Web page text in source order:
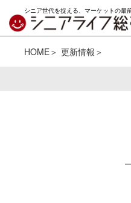
シニア世代を捉える、マーケットの最
HOME 更新情報